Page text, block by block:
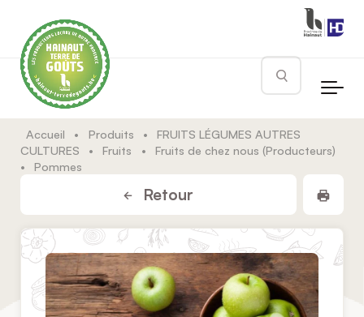
Rechercher
Accueil • Produits •
FRUITS LÉGUMES AUTRES
CULTURES
• Fruits •
Fruits de chez nous (Producteurs)
•
Pommes
Retour